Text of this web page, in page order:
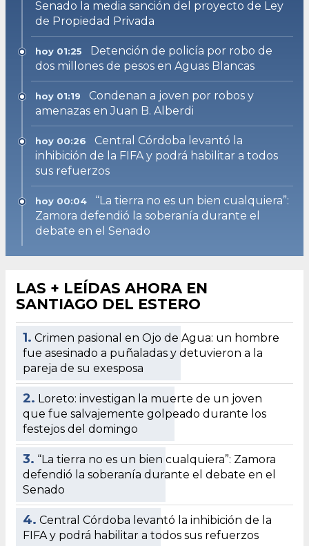
Senado la media sanción del proyecto de Ley
de Propiedad Privada
hoy 01:25
Detención de policía por robo de
dos millones de pesos en Aguas Blancas
hoy 01:19
Condenan a joven por robos y
amenazas en Juan B. Alberdi
hoy 00:26
Central Córdoba levantó la
inhibición de la FIFA y podrá habilitar a todos
sus refuerzos
hoy 00:04
“La tierra no es un bien cualquiera”:
Zamora defendió la soberanía durante el
debate en el Senado
LAS + LEÍDAS AHORA EN
SANTIAGO DEL ESTERO
1. Crimen pasional en Ojo de Agua: un hombre
fue asesinado a puñaladas y detuvieron a la
pareja de su exesposa
2. Loreto: investigan la muerte de un joven
que fue salvajemente golpeado durante los
festejos del domingo
3. “La tierra no es un bien cualquiera”: Zamora
defendió la soberanía durante el debate en el
Senado
4. Central Córdoba levantó la inhibición de la
FIFA y podrá habilitar a todos sus refuerzos